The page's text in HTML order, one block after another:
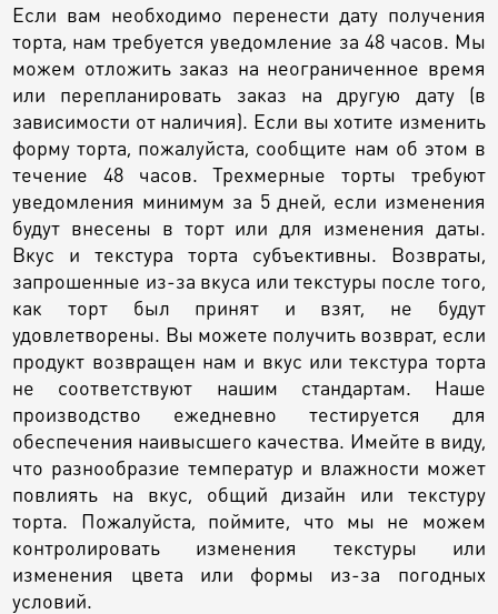
Если вам необходимо перенести дату получения
торта, нам требуется уведомление за 48 часов. Мы
можем отложить заказ на неограниченное время
или перепланировать заказ на другую дату (в
зависимости от наличия). Если вы хотите изменить
форму торта, пожалуйста, сообщите нам об этом в
течение 48 часов. Трехмерные торты требуют
уведомления минимум за 5 дней, если изменения
будут внесены в торт или для изменения даты.
Вкус и текстура торта субъективны. Возвраты,
запрошенные из-за вкуса или текстуры после того,
как торт был принят и взят, не будут
удовлетворены. Вы можете получить возврат, если
продукт возвращен нам и вкус или текстура торта
не соответствуют нашим стандартам. Наше
производство ежедневно тестируется для
обеспечения наивысшего качества. Имейте в виду,
что разнообразие температур и влажности может
повлиять на вкус, общий дизайн или текстуру
торта. Пожалуйста, поймите, что мы не можем
контролировать изменения текстуры или
изменения цвета или формы из-за погодных
условий.